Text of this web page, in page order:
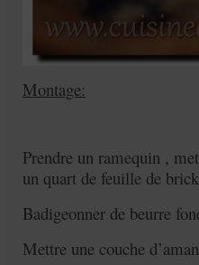
Montage:
Prendre un ramequin ,
un quart de feuille de
Badigeonner de beurre
Mettre une couche